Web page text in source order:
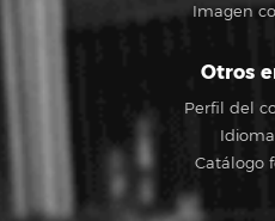
Imagen
Otros
Perfil del
Catálogo